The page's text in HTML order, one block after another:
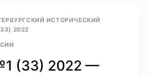
ИСТОРИЧЕСКИЙ
2022
(33) 2022 —